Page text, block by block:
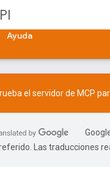
Ayuda
el servidor de MCP
Las traducciones